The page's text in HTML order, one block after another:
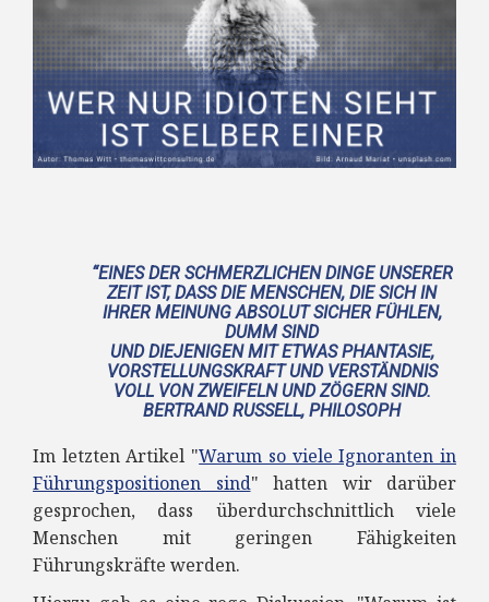
“EINES DER SCHMERZLICHEN DINGE UNSERER
ZEIT IST, DASS DIE MENSCHEN, DIE SICH IN
IHRER MEINUNG ABSOLUT SICHER FÜHLEN,
DUMM SIND
UND DIEJENIGEN MIT ETWAS PHANTASIE,
VORSTELLUNGSKRAFT UND VERSTÄNDNIS
VOLL VON ZWEIFELN UND ZÖGERN SIND.
BERTRAND RUSSELL, PHILOSOPH
Im letzten Artikel "Warum so viele Ignoranten in
Führungspositionen sind" hatten wir darüber
gesprochen, dass überdurchschnittlich viele
Menschen mit geringen Fähigkeiten
Führungskräfte werden.